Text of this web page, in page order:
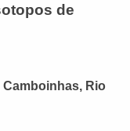
de
Camboinhas, Rio